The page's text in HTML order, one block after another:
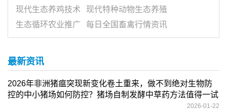
现代生态养鸡技术
现代特种动物生态养殖
生态循环农业推广
每日全国畜禽行情资讯
最新资讯
2026年非洲猪瘟突现新变化卷土重来，做不到绝对生物防
控的中小猪场如何防控？猪场自制发酵中草药方法值得一试
2026-01-22